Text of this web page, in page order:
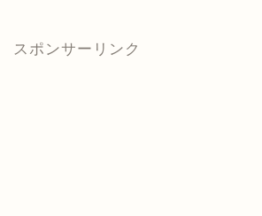
スポンサーリンク